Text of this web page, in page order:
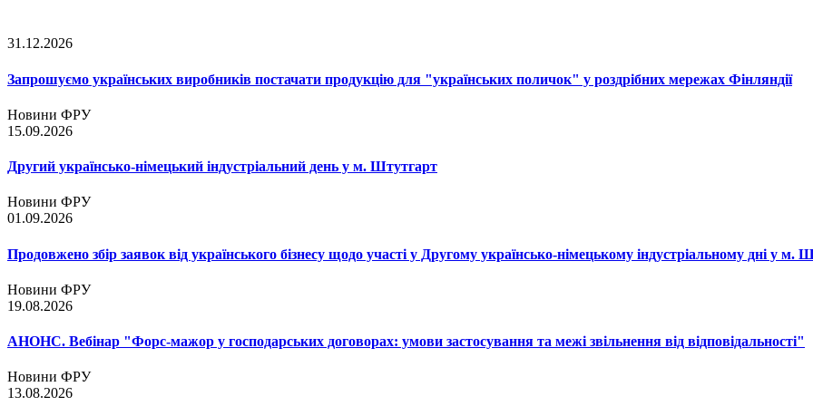
31.12.2026
Запрошуємо українських виробників постачати продукцію для "українських поличок" у роздрібних мережах Фінляндії
Новини ФРУ
15.09.2026
Другий українсько-німецький індустріальний день у м. Штутгарт
Новини ФРУ
01.09.2026
Продовжено збір заявок від українського бізнесу щодо участі у Другому українсько-німецькому індустріальному дні у м.
Новини ФРУ
19.08.2026
АНОНС. Вебінар "Форс-мажор у господарських договорах: умови застосування та межі звільнення від відповідальності"
Новини ФРУ
13.08.2026